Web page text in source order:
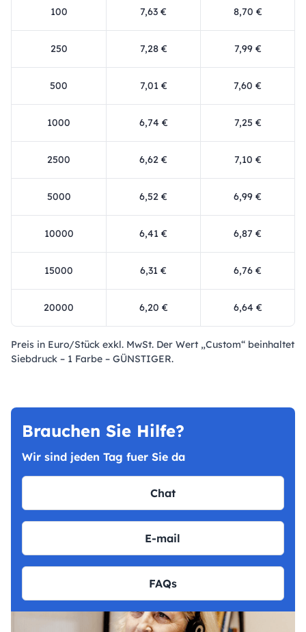
100 7,63 € 8,70 €
250 7,28 € 7,99 €
500 7,01 € 7,60 €
1000 6,74 € 7,25 €
2500 6,62 € 7,10 €
5000 6,52 € 6,99 €
10000 6,41 € 6,87 €
15000 6,31 € 6,76 €
20000 6,20 € 6,64 €
Preis in Euro/Stück exkl. MwSt. Der Wert „Custom“ beinhaltet
Siebdruck – 1 Farbe – GÜNSTIGER.
Brauchen Sie Hilfe?
Wir sind jeden Tag fuer Sie da
Chat
E-mail
FAQs